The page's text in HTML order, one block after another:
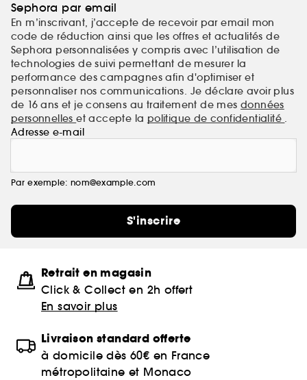
Sephora par email
En m’inscrivant, j’accepte de recevoir par email mon
code de réduction ainsi que les offres et actualités de
Sephora personnalisées y compris avec l’utilisation de
technologies de suivi permettant de mesurer la
performance des campagnes afin d'optimiser et
personnaliser nos communications. Je déclare avoir plus
de 16 ans et je consens au traitement de mes données
personnelleset accepte la politique de confidentialité .
Adresse e-mail
Par exemple: nom@example.com
S'inscrire
Retrait en magasin
Click & Collect en 2h offert
En savoir plus
Livraison standard offerte
à domicile dès 60€ en France
métropolitaine et Monaco